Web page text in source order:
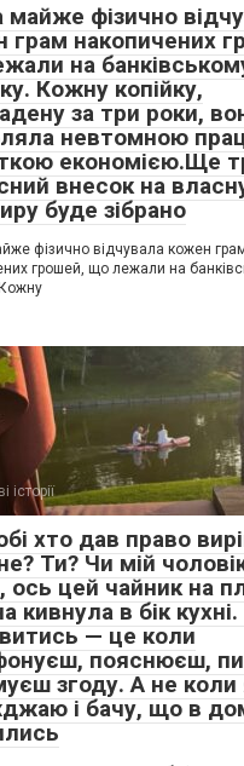
майже фізично
грам накопичених
на
Кожну копійку,
за три роки,
невтомною
економією.Ще
внесок на
буде зібрано
фізично відчувала кожен
грошей, що лежали на
історії
хто дав право
Ти? Чи мій
цей чайник на
кивнула в бік
— це коли
пояснюєш,
згоду. А не коли
і бачу, що в